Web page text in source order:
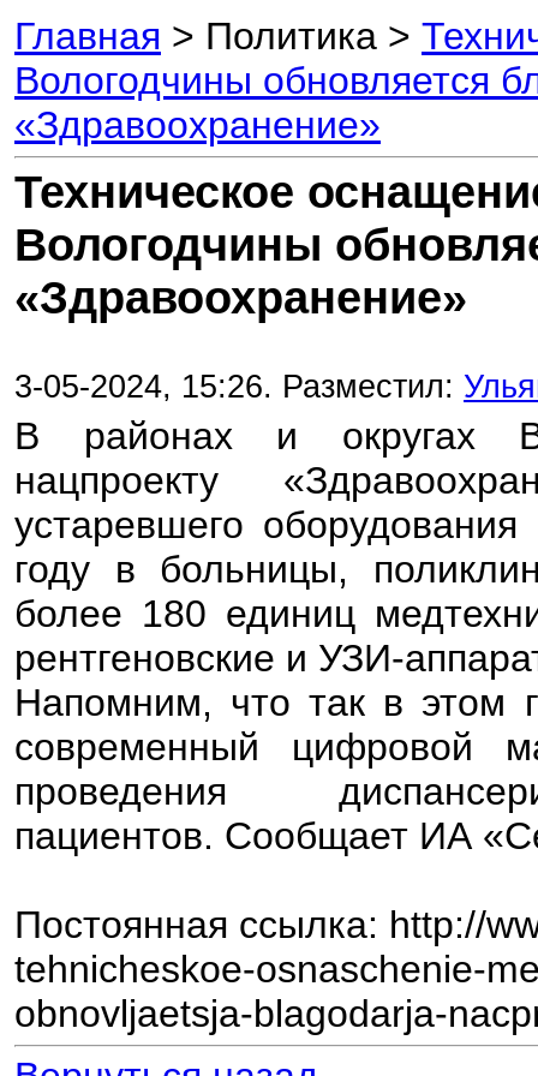
Главная > Политика >
Вологодчины обновляется
«Здравоохранение»
Техническое
Вологодчины
«Здравоохранение»
3-05-2024, 15:26. Разместил:
В районах и округах
нацпроекту
устаревшего
году в больницы,
более 180 единиц
рентгеновские и УЗИ-
Напомним, что так в этом
современный цифровой
проведения
пациентов. Сообщает ИА
Постоянная ссылка: http://
tehnicheskoe-osnaschenie-
obnovljaetsja-blagodarja-